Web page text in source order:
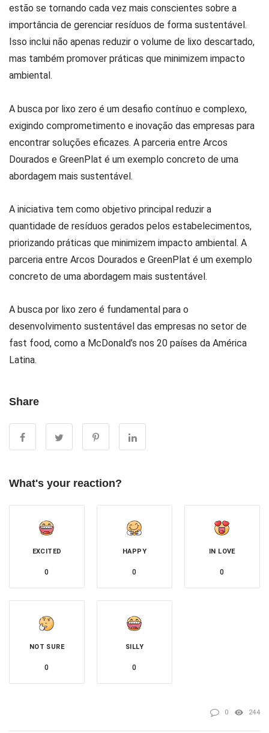
estão se tornando cada vez mais conscientes sobre a
importância de gerenciar resíduos de forma sustentável.
Isso inclui não apenas reduzir o volume de lixo descartado,
mas também promover práticas que minimizem impacto
ambiental.
A busca por lixo zero é um desafio contínuo e complexo,
exigindo comprometimento e inovação das empresas para
encontrar soluções eficazes. A parceria entre Arcos
Dourados e GreenPlat é um exemplo concreto de uma
abordagem mais sustentável.
A iniciativa tem como objetivo principal reduzir a
quantidade de resíduos gerados pelos estabelecimentos,
priorizando práticas que minimizem impacto ambiental. A
parceria entre Arcos Dourados e GreenPlat é um exemplo
concreto de uma abordagem mais sustentável.
A busca por lixo zero é fundamental para o
desenvolvimento sustentável das empresas no setor de
fast food, como a McDonald’s nos 20 países da América
Latina.
Share
What's your reaction?
EXCITED
0
HAPPY
0
IN LOVE
0
NOT SURE
0
SILLY
0
0 244